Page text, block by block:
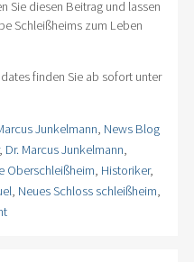
Sie diesen Beitrag und lassen
Schleißheims zum Leben
finden Sie ab sofort unter
Junkelmann, News Blog
Dr. Marcus Junkelmann,
Oberschleißheim, Historiker,
, Neues Schloss schleißheim,